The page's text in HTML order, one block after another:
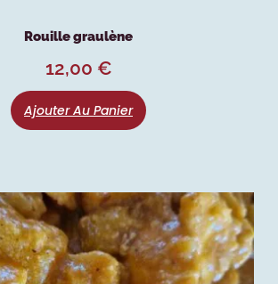
Rouille graulène
12,00 €
Ajouter Au Panier